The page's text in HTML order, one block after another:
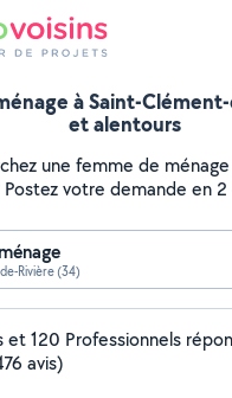
à Saint-
et alentours
une femme de
Postez votre demande en 2
Rivière (34)
et 120 Professionnels
avis)